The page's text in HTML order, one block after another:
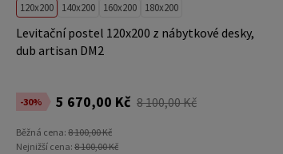
120x200 140x200 160x200 180x200
Levitační postel 120x200 z nábytkové desky,
dub artisan DM2
-30% 5 670,00 Kč 8 100,00 Kč
Běžná cena: 8 100,00 Kč
Nejnižší cena: 8 100,00 Kč